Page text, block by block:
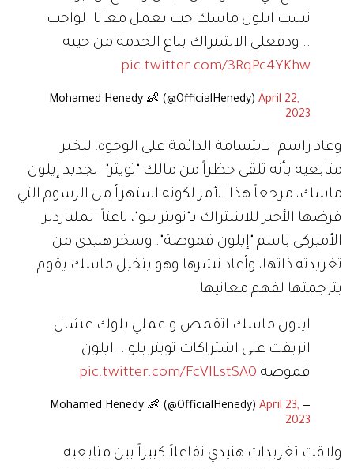
نسب ايلون ماسك حب يعمل معانا الواجب
.. ودفعلي الاشتراك بتاع الخدمة من جيبه
pic.twitter.com/3RqPc4YKhw
— Mohamed Henedy 👶 (@OfficialHenedy)
April 22,
2023
وعاد راسم الابتسامة الدائمة على الوجوه، ليخبر
متابعيه بأنه تلقى حظراً من مالك "تويتر" الجديد إيلون
ماسك، مرجعاً هذا الأمر لكونه استهزأ من الرسوم التي
فرضها الأخير للاشتراك بـ"تويتر بلو"، ناعتاً الملياردير
الأميركي باسم "إيلون قموصة". وسخر هنيدي من
تغريدته ذاتها، وأعاد نشرها وهو يتخيل ماسك يقوم
بترجمتها لفهم معانيها.
ايلون ماسك اتقمص و عملي بلوك عشان
اتريقت على اشتراكات تويتر بلو .. ايلون
قموصة pic.twitter.com/FcVlLstSA0
— Mohamed Henedy 👶 (@OfficialHenedy)
April 23,
2023
ولاقت تغريدات هنيدي تفاعلاً كبيراً بين متابعيه